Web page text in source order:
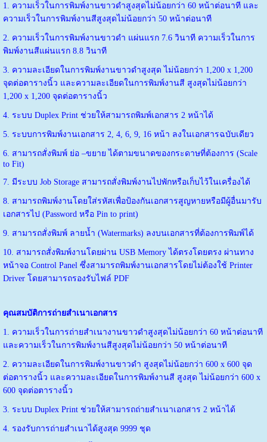
1. ความเร็วในการพิมพ์งานขาวดำสูงสุดไม่น้อยกว่า 60 หน้าต่อนาที และ
ความเร็วในการพิมพ์งานสีสูงสุดไม่น้อยกว่า 50 หน้าต่อนาที
2. ความเร็วในการพิมพ์งานขาวดำ แผ่นแรก 7.6 วินาที ความเร็วในการ
พิมพ์งานสีแผ่นแรก 8.8 วินาที
3. ความละเอียดในการพิมพ์งานขาวดำสูงสุด ไม่น้อยกว่า 1,200 x 1,200
จุดต่อตารางนิ้ว และความละเอียดในการพิมพ์งานสี สูงสุดไม่น้อยกว่า
1,200 x 1,200 จุดต่อตารางนิ้ว
4. ระบบ Duplex Print ช่วยให้สามารถพิมพ์เอกสาร 2 หน้าได้
5. ระบบการพิมพ์งานเอกสาร 2, 4, 6, 9, 16 หน้า ลงในเอกสารฉบับเดียว
6. สามารถสั่งพิมพ์ ย่อ –ขยาย ได้ตามขนาดของกระดาษที่ต้องการ (Scale
to Fit)
7. มีระบบ Job Storage สามารถสั่งพิมพ์งานไปพักหรือเก็บไว้ในเครื่องได้
8. สามารถพิมพ์งานโดยใส่รหัสเพื่อป้องกันเอกสารสูญหายหรือมีผู้อื่นมารับ
เอกสารไป (Password หรือ Pin to print)
9. สามารถสั่งพิมพ์ ลายนํ้า (Watermarks) ลงบนเอกสารที่ต้องการพิมพ์ได้
10. สามารถสั่งพิมพ์งานโดยผ่าน USB Memory ได้ตรงโดยตรง ผ่านทาง
หน้าจอ Control Panel ซึ่งสามารถพิมพ์งานเอกสารโดยไม่ต้องใช้ Printer
Driver โดยสามารถรองรับไฟล์ PDF
คุณสมบัติการถ่ายสำเนาเอกสาร
1. ความเร็วในการถ่ายสำเนางานขาวดำสูงสุดไม่น้อยกว่า 60 หน้าต่อนาที
และความเร็วในการพิมพ์งานสีสูงสุดไม่น้อยกว่า 50 หน้าต่อนาที
2. ความละเอียดในการพิมพ์งานขาวดำ สูงสุดไม่น้อยกว่า 600 x 600 จุด
ต่อตารางนิ้ว และความละเอียดในการพิมพ์งานสี สูงสุด ไม่น้อยกว่า 600 x
600 จุดต่อตารางนิ้ว
3. ระบบ Duplex Print ช่วยให้สามารถถ่ายสำเนาเอกสาร 2 หน้าได้
4. รองรับการถ่ายสำเนาได้สูงสุด 9999 ชุด